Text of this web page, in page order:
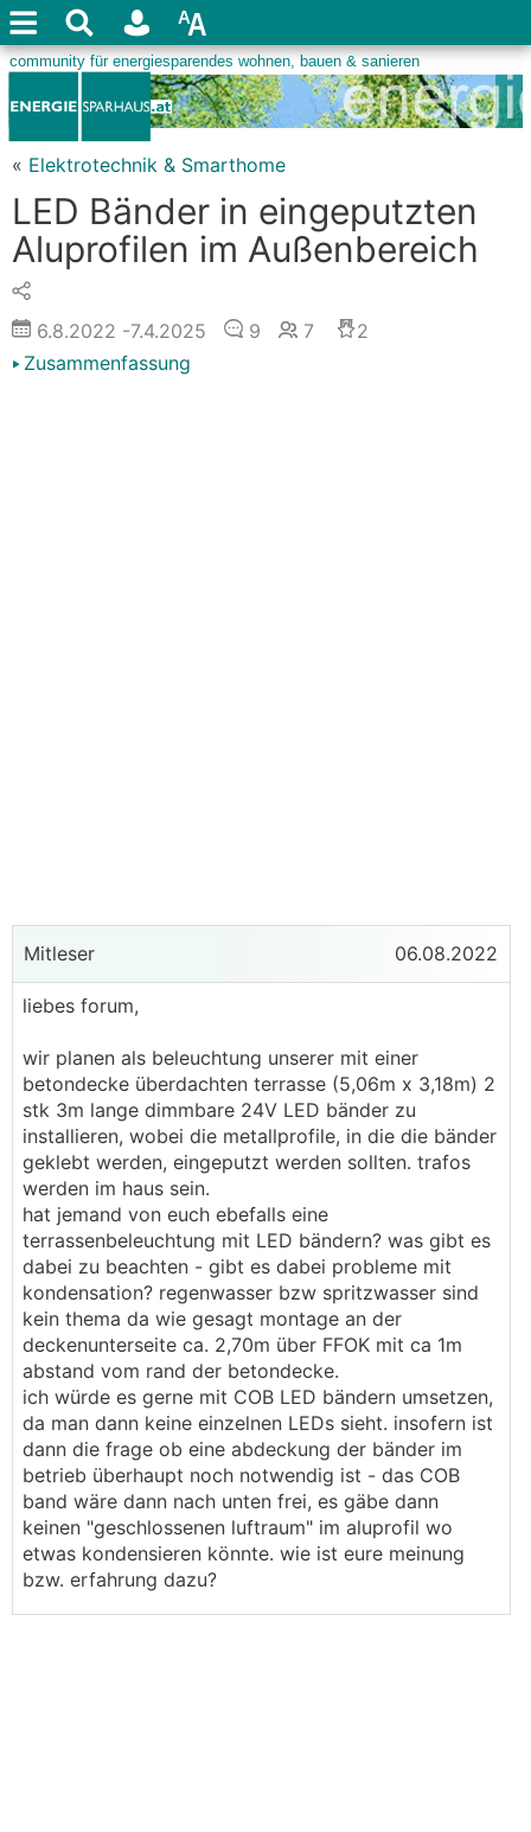
« Elektrotechnik & Smarthome
LED Bänder in eingeputzten
Aluprofilen im Außenbereich
6.8.2022 -7.4.2025 9 7
2
Zusammenfassung
Mitleser 06.08.2022
liebes forum,
wir planen als beleuchtung unserer mit einer
betondecke überdachten terrasse (5,06m x 3,18m) 2
stk 3m lange dimmbare 24V LED bänder zu
installieren, wobei die metallprofile, in die die bänder
geklebt werden, eingeputzt werden sollten. trafos
werden im haus sein.
hat jemand von euch ebefalls eine
terrassenbeleuchtung mit LED bändern? was gibt es
dabei zu beachten - gibt es dabei probleme mit
kondensation? regenwasser bzw spritzwasser sind
kein thema da wie gesagt montage an der
deckenunterseite ca. 2,70m über FFOK mit ca 1m
abstand vom rand der betondecke.
ich würde es gerne mit COB LED bändern umsetzen,
da man dann keine einzelnen LEDs sieht. insofern ist
dann die frage ob eine abdeckung der bänder im
betrieb überhaupt noch notwendig ist - das COB
band wäre dann nach unten frei, es gäbe dann
keinen "geschlossenen luftraum" im aluprofil wo
etwas kondensieren könnte. wie ist eure meinung
bzw. erfahrung dazu?